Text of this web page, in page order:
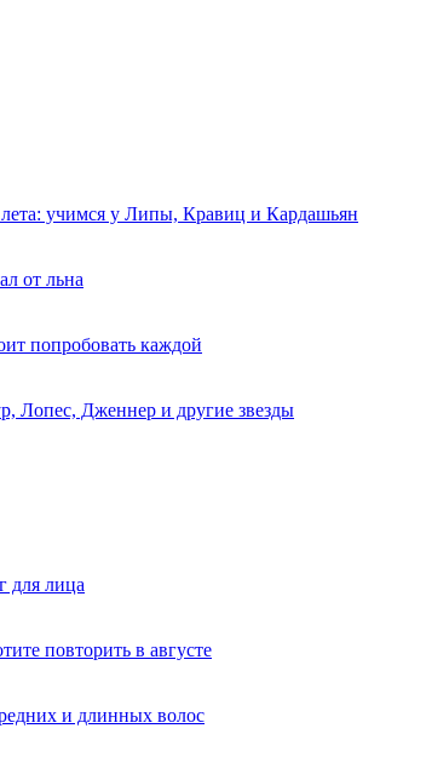
учимся у Липы, Кравиц и Кардашьян
от льна
попробовать каждой
Лопес, Дженнер и другие звезды
для лица
повторить в августе
и длинных волос